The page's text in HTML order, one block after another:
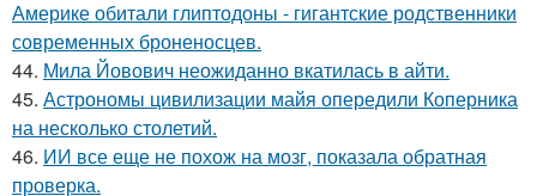
Америке обитали глиптодоны - гигантские родственники
современных броненосцев.
44. Мила Йовович неожиданно вкатилась в айти.
45. Астрономы цивилизации майя опередили Коперника
на несколько столетий.
46. ИИ все еще не похож на мозг, показала обратная
проверка.